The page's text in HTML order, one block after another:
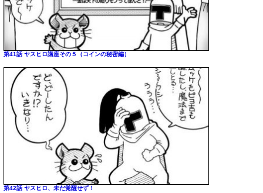
第41話 ヤスヒロ講座その５（コインの秘密編）
第42話 ヤスヒロ、未だ覚醒せず！